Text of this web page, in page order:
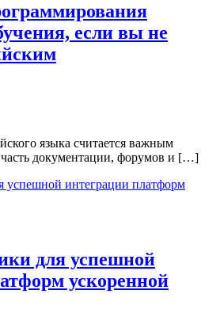
если вы не
языка считается важным
документации, форумов и […]
для успешной
ускоренной